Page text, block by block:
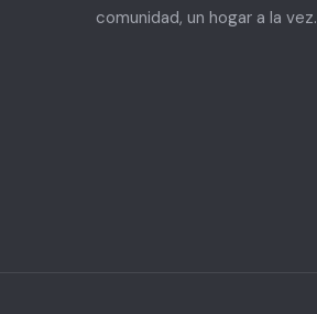
comunidad, un hogar a la vez.